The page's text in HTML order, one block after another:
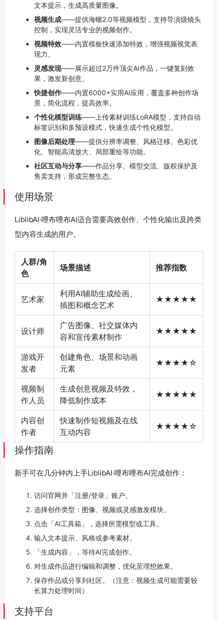
文本提示，生成高质量图像。
视频生成——提供海螺2.0等视频模型，支持导演级镜头
控制，实现灵活专业的视频创作。
视频特效——内置模板快速添加特效，增强视频视觉表
现力。
灵感发现——展示超过2万件顶尖AI作品，一键复刻效
果，激发新创意。
快捷创作——内置6000+实用AI应用，覆盖多种创作场
景，简化流程，提高效率。
个性化模型训练——上传素材训练LoRA模型，支持自动
标签识别和多预设模式，快速生成个性化模型。
图像后期处理——提供分辨率调整、风格迁移、色彩优
化、智能高清放大、局部重绘等功能。
社区互动与分享——作品分享、模型交流、版权保护及
售卖支持，形成完整生态。
使用场景
LiblibAI·哩布哩布AI适合需要高效创作、个性化输出及跨类
型内容生成的用户。
人群/角
色
场景描述 推荐指数
艺术家
利用AI辅助生成绘画、
插图和概念艺术
★★★★★
设计师
广告图像、社交媒体内
容和宣传素材制作
★★★★★
游戏开
发者
创建角色、场景和动画
元素
★★★★☆
视频制
作人员
生成创意视频及特效，
降低制作成本
★★★★★
内容创
作者
快速制作短视频及在线
互动内容
★★★★☆
操作指南
新手可在几分钟内上手LiblibAI·哩布哩布AI完成创作：
访问官网并「注册/登录」账户。
选择创作类型：图像、视频或灵感激发模块。
点击「AI工具箱」，选择所需模型或工具。
输入文本提示、风格或参考素材。
「生成内容」，等待AI完成创作。
对生成作品进行编辑和调整，优化至理想效果。
保存作品或分享到社区。（注意：视频生成可能需要较
长算力处理时间）
支持平台